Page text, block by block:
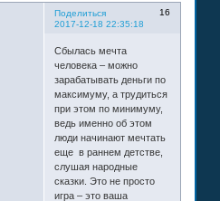
Поделиться
16
2017-12-18 22:35:18
Сбылась мечта
человека – можно
зарабатывать деньги по
максимуму, а трудиться
при этом по минимуму,
ведь именно об этом
люди начинают мечтать
еще в раннем детстве,
слушая народные
сказки. Это не просто
игра – это ваша